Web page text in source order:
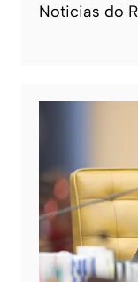
Noticias do